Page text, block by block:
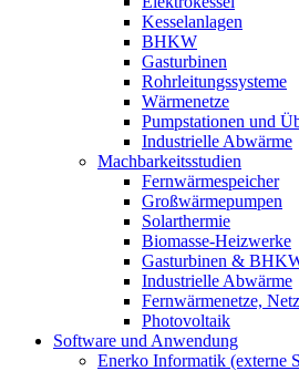
Kesselanlagen
BHKW
Gasturbinen
Rohrleitungssysteme
Wärmenetze
Pumpstationen und
Industrielle Abwärme
Machbarkeitsstudien
Fernwärmespeicher
Großwärmepumpen
Solarthermie
Biomasse-Heizwerke
Gasturbinen &
Industrielle Abwärme
Fernwärmenetze,
Photovoltaik
Software und Anwendung
Enerko Informatik (externe